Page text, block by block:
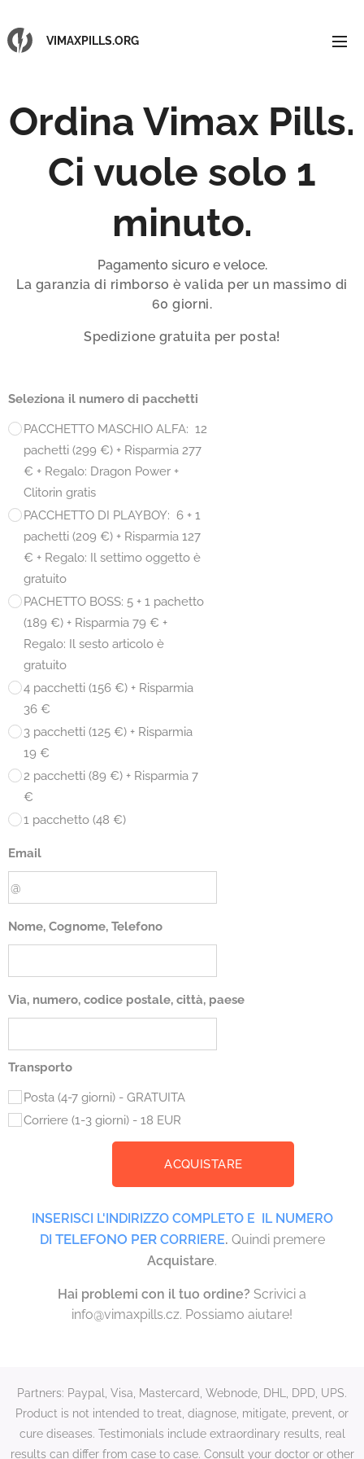
VIMAXPILLS.ORG
Ordina Vimax Pills.
Ci vuole solo 1
minuto.
Pagamento sicuro e veloce.
La garanzia di rimborso è valida per un massimo di
60 giorni.
Spedizione gratuita per posta!
Seleziona il numero di pacchetti
PACCHETTO MASCHIO ALFA: 12
pachetti (299 €) + Risparmia 277
€ + Regalo: Dragon Power +
Clitorin gratis
PACCHETTO DI PLAYBOY: 6 + 1
pachetti (209 €) + Risparmia 127
€ + Regalo: Il settimo oggetto è
gratuito
PACHETTO BOSS: 5 + 1 pachetto
(189 €) + Risparmia 79 € +
Regalo: Il sesto articolo è
gratuito
4 pacchetti (156 €) + Risparmia
36 €
3 pacchetti (125 €) + Risparmia
19 €
2 pacchetti (89 €) + Risparmia 7
€
1 pacchetto (48 €)
Email
Nome, Cognome, Telefono
Via, numero, codice postale, città, paese
Transporto
Posta (4-7 giorni) - GRATUITA
Corriere (1-3 giorni) - 18 EUR
ACQUISTARE
INSERISCI L'INDIRIZZO COMPLETO E IL NUMERO
DI TELEFONO PER CORRIERE. Quindi premere
Acquistare.
Hai problemi con il tuo ordine? Scrivici a
info@vimaxpills.cz. Possiamo aiutare!
Partners: Paypal, Visa, Mastercard, Webnode, DHL, DPD, UPS.
Product is not intended to treat, diagnose, mitigate, prevent, or
cure diseases. Testimonials include extraordinary results, real
results can differ from case to case. Consult your doctor or other